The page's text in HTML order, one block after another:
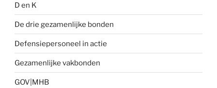
D en K
De drie gezamenlijke bonden
Defensiepersoneel in actie
Gezamenlijke vakbonden
GOV|MHB